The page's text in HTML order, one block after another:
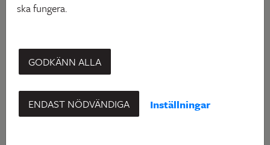
Skellefteå. Samhället är sedan länge omtalat för sin vackra
omgivning och sin kreativa anda. Cornelis Wreswijk bodde
under en kort period här i trakterna och det var här den
världsberömda Västerbottensosten enligt sägnen kom till
av ”misstag”. Den gamla vandringsleden Kyrkstigen, som
ska fungera.
GODKÄNN ALLA
ENDAST NÖDVÄNDIGA Inställningar